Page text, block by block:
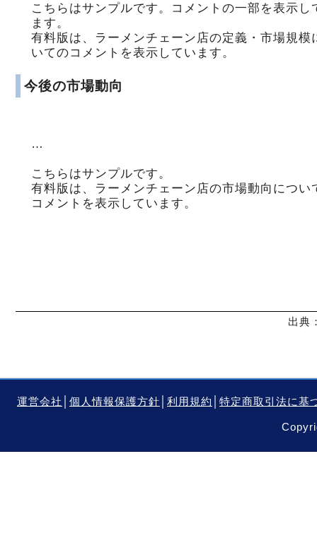
こちらはサンプルです。コメントの一部を表示し
ます。
有料版は、ラーメンチェーン店の定義・市場規模
いてのコメントを表示しています。
今後の市場動向
…
こちらはサンプルです。
有料版は、ラーメンチェーン店の市場動向につい
コメントを表示しています。
出典
運営会社 個人情報保護方針 利用規約 特定商取引法に基